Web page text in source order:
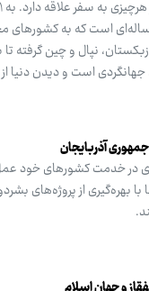
بوده است. «محمدرضا وحدتی» جوان ۳۷
نپال و چین گرفته
است و دیدن دنیا
آذربایجان
در خدمت کشورهای خود
بهره‌گیری از پروژه‌های